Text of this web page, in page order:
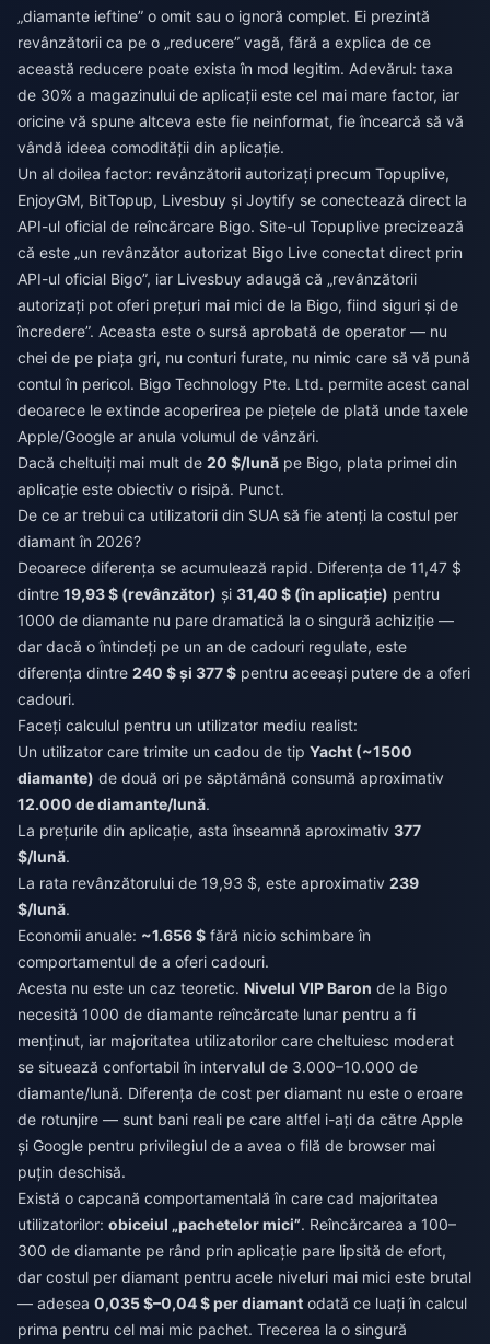
„diamante ieftine” o omit sau o ignoră complet. Ei prezintă
revânzătorii ca pe o „reducere” vagă, fără a explica de ce
această reducere poate exista în mod legitim. Adevărul: taxa
de 30% a magazinului de aplicații este cel mai mare factor, iar
oricine vă spune altceva este fie neinformat, fie încearcă să vă
vândă ideea comodității din aplicație.
Un al doilea factor: revânzătorii autorizați precum Topuplive,
EnjoyGM, BitTopup, Livesbuy și Joytify se conectează direct la
API-ul oficial de reîncărcare Bigo. Site-ul Topuplive precizează
că este „un revânzător autorizat Bigo Live conectat direct prin
API-ul oficial Bigo”, iar Livesbuy adaugă că „revânzătorii
autorizați pot oferi prețuri mai mici de la Bigo, fiind siguri și de
încredere”. Aceasta este o sursă aprobată de operator — nu
chei de pe piața gri, nu conturi furate, nu nimic care să vă pună
contul în pericol. Bigo Technology Pte. Ltd. permite acest canal
deoarece le extinde acoperirea pe piețele de plată unde taxele
Apple/Google ar anula volumul de vânzări.
Dacă cheltuiți mai mult de 20 $/lună pe Bigo, plata primei din
aplicație este obiectiv o risipă. Punct.
De ce ar trebui ca utilizatorii din SUA să fie atenți la costul per
diamant în 2026?
Deoarece diferența se acumulează rapid. Diferența de 11,47 $
dintre 19,93 $ (revânzător) și 31,40 $ (în aplicație) pentru
1000 de diamante nu pare dramatică la o singură achiziție —
dar dacă o întindeți pe un an de cadouri regulate, este
diferența dintre 240 $ și 377 $ pentru aceeași putere de a oferi
cadouri.
Faceți calculul pentru un utilizator mediu realist:
Un utilizator care trimite un cadou de tip Yacht (~1500
diamante) de două ori pe săptămână consumă aproximativ
12.000 de diamante/lună.
La prețurile din aplicație, asta înseamnă aproximativ 377
$/lună.
La rata revânzătorului de 19,93 $, este aproximativ 239
$/lună.
Economii anuale: ~1.656 $ fără nicio schimbare în
comportamentul de a oferi cadouri.
Acesta nu este un caz teoretic. Nivelul VIP Baron de la Bigo
necesită 1000 de diamante reîncărcate lunar pentru a fi
menținut, iar majoritatea utilizatorilor care cheltuiesc moderat
se situează confortabil în intervalul de 3.000–10.000 de
diamante/lună. Diferența de cost per diamant nu este o eroare
de rotunjire — sunt bani reali pe care altfel i-ați da către Apple
și Google pentru privilegiul de a avea o filă de browser mai
puțin deschisă.
Există o capcană comportamentală în care cad majoritatea
utilizatorilor: obiceiul „pachetelor mici”. Reîncărcarea a 100–
300 de diamante pe rând prin aplicație pare lipsită de efort,
dar costul per diamant pentru acele niveluri mai mici este brutal
— adesea 0,035 $–0,04 $ per diamant odată ce luați în calcul
prima pentru cel mai mic pachet. Trecerea la o singură